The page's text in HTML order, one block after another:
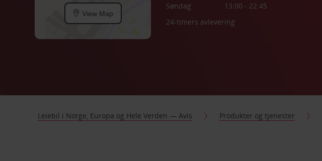
View Map
Søndag
13:00 - 22:45
24-timers avlevering
Leiebil i Norge, Europa og Hele Verden — Avis Produkter og tjenester